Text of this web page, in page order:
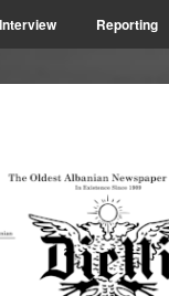
Interview Reporting